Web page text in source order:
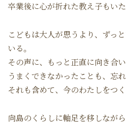
卒業後に心が折れた教え子もいた
こどもは大人が思うより、ずっ
いる。
その声に、もっと正直に向き合い
うまくできなかったことも、忘
それも含めて、今のわたしをつく
向島のくらしに軸足を移しなが